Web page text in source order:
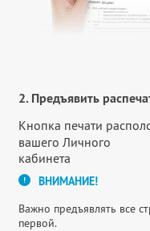
2. Предъявить
Кнопка печати
вашего Личного
кабинета
ВНИМАНИЕ!
Важно предъявлять все
первой.